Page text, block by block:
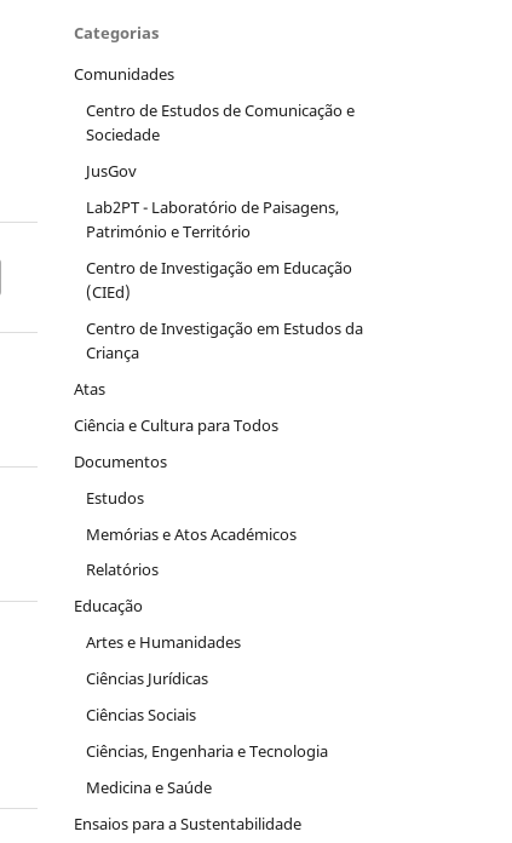
Categorias
Comunidades
Centro de Estudos de Comunicação e
Sociedade
JusGov
Lab2PT - Laboratório de Paisagens,
Património e Território
Centro de Investigação em Educação
(CIEd)
Centro de Investigação em Estudos da
Criança
Atas
Ciência e Cultura para Todos
Documentos
Estudos
Memórias e Atos Académicos
Relatórios
Educação
Artes e Humanidades
Ciências Jurídicas
Ciências Sociais
Ciências, Engenharia e Tecnologia
Medicina e Saúde
Ensaios para a Sustentabilidade